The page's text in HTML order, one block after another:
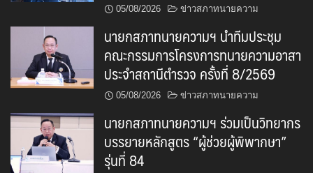
05/08/2026 ข่าวสภาทนายความ
นายกสภาทนายความฯ นำทีมประชุม
คณะกรรมการโครงการทนายความอาสา
ประจำสถานีตำรวจ ครั้งที่ 8/2569
05/08/2026 ข่าวสภาทนายความ
นายกสภาทนายความฯ ร่วมเป็นวิทยากร
บรรยายหลักสูตร “ผู้ช่วยผู้พิพากษา”
รุ่นที่ 84